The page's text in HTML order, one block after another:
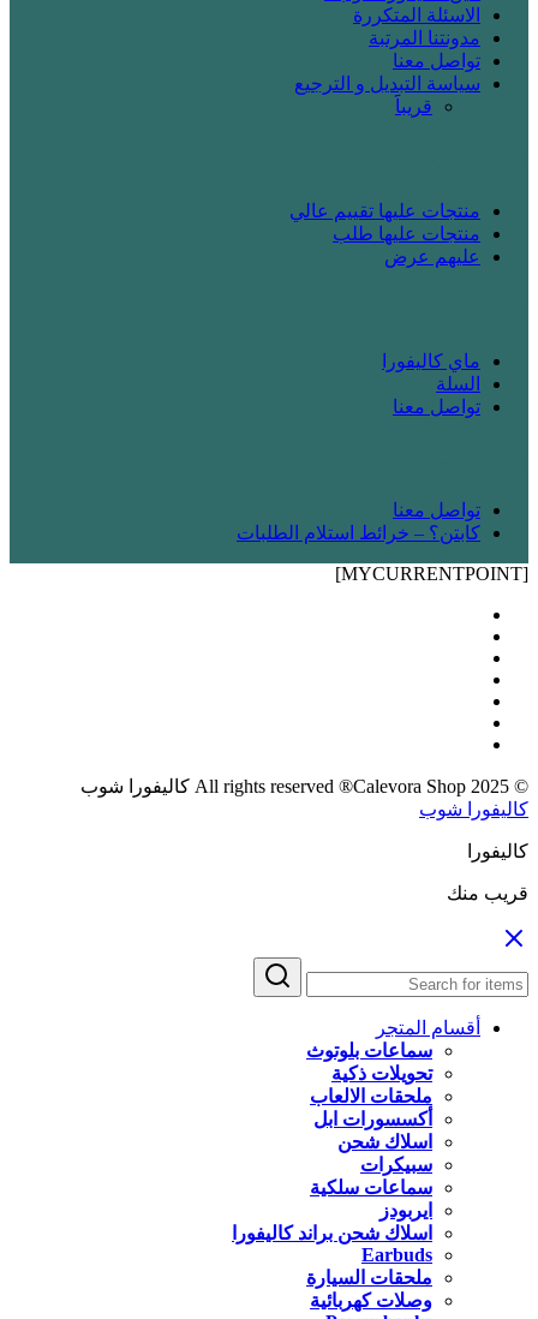
الاسئلة المتكررة
مدونتنا المرتبة
تواصل معنا
سياسة التبديل و الترجيع
قريباََ
منتجات عليها تقييم عالي
منتجات عليها طلب
عليهم عرض
ماي كاليفورا
السلة
تواصل معنا
تواصل معنا
كابتن؟ – خرائط استلام الطلبات
[MYCURRENTPOINT]
© 2025 All rights reserved ®Calevora Shop كاليفورا شوب
كاليفورا شوب
كاليفورا
قريب منك
أقسام المتجر
سماعات بلوتوث
تحويلات ذكية
ملحقات الالعاب
أكسسورات ابل
اسلاك شحن
سبيكرات
سماعات سلكية
ايربودز
اسلاك شحن براند كاليفورا
Earbuds
ملحقات السيارة
وصلات كهربائية